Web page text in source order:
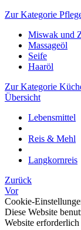
Zur Kategorie
Miswak und
Massageöl
Seife
Haaröl
Zur Kategorie
Übersicht
Lebensmittel
Reis & Mehl
Langkornreis
Zurück
Vor
Cookie-
Diese Website
Website